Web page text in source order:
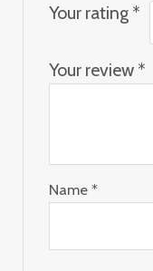
Your rating *
Your review *
Name *